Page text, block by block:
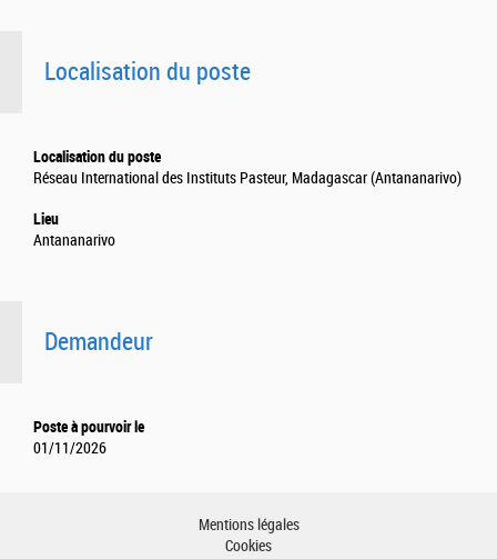
Localisation du poste
Localisation du poste
Réseau International des Instituts Pasteur, Madagascar (Antananarivo)
Lieu
Antananarivo
Demandeur
Poste à pourvoir le
01/11/2026
Mentions légales
Cookies